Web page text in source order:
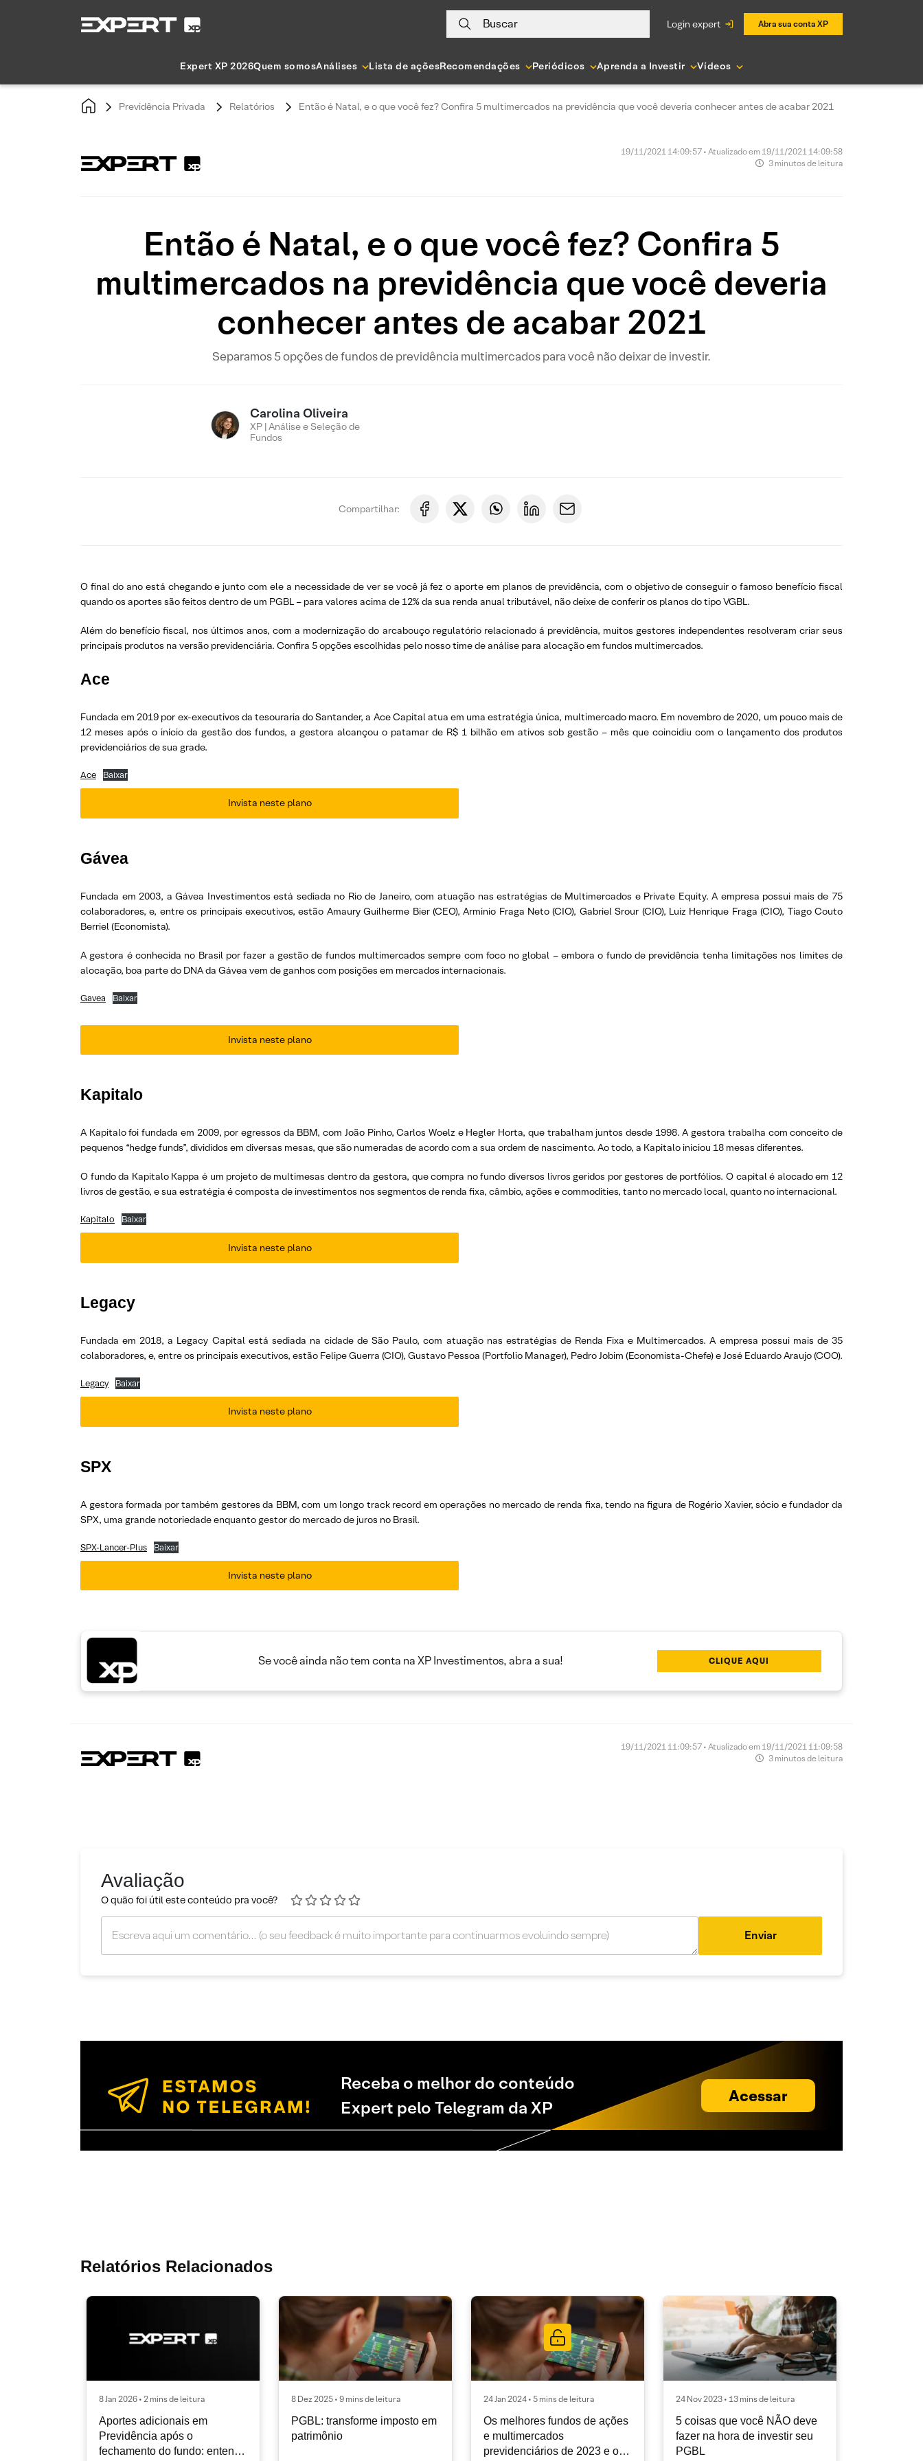
Buscar login expert Abra sua conta XP
Expert XP 2026Quem somosAnálises Lista de açõesRecomendações Periódicos Aprenda a Investir Vídeos
Previdência Privada Relatórios Então é Natal, e o que você fez? Confira 5 multimercados na previdência que você deveria conhecer antes de acabar 2021
19/11/2021 14:09:57 • Atualizado em 19/11/2021 14:09:58
3 minutos de leitura
Então é Natal, e o que você fez? Confira 5
multimercados na previdência que você deveria
conhecer antes de acabar 2021
Separamos 5 opções de fundos de previdência multimercados para você não deixar de investir.
Carolina Oliveira
XP | Análise e Seleção de
Fundos
Compartilhar:
O final do ano está chegando e junto com ele a necessidade de ver se você já fez o aporte em planos de previdência, com o objetivo de conseguir o famoso benefício fiscal
quando os aportes são feitos dentro de um PGBL – para valores acima de 12% da sua renda anual tributável, não deixe de conferir os planos do tipo VGBL.
Além do benefício fiscal, nos últimos anos, com a modernização do arcabouço regulatório relacionado á previdência, muitos gestores independentes resolveram criar seus
principais produtos na versão previdenciária. Confira 5 opções escolhidas pelo nosso time de análise para alocação em fundos multimercados.
Ace
Fundada em 2019 por ex-executivos da tesouraria do Santander, a Ace Capital atua em uma estratégia única, multimercado macro. Em novembro de 2020, um pouco mais de
12 meses após o início da gestão dos fundos, a gestora alcançou o patamar de R$ 1 bilhão em ativos sob gestão – mês que coincidiu com o lançamento dos produtos
previdenciários de sua grade.
Ace Baixar
Invista neste plano
Gávea
Fundada em 2003, a Gávea Investimentos está sediada no Rio de Janeiro, com atuação nas estratégias de Multimercados e Private Equity. A empresa possui mais de 75
colaboradores, e, entre os principais executivos, estão Amaury Guilherme Bier (CEO), Arminio Fraga Neto (CIO), Gabriel Srour (CIO), Luiz Henrique Fraga (CIO), Tiago Couto
Berriel (Economista).
A gestora é conhecida no Brasil por fazer a gestão de fundos multimercados sempre com foco no global – embora o fundo de previdência tenha limitações nos limites de
alocação, boa parte do DNA da Gávea vem de ganhos com posições em mercados internacionais.
Gavea Baixar
Invista neste plano
Kapitalo
A Kapitalo foi fundada em 2009, por egressos da BBM, com João Pinho, Carlos Woelz e Hegler Horta, que trabalham juntos desde 1998. A gestora trabalha com conceito de
pequenos “hedge funds”, divididos em diversas mesas, que são numeradas de acordo com a sua ordem de nascimento. Ao todo, a Kapitalo iniciou 18 mesas diferentes.
O fundo da Kapitalo Kappa é um projeto de multimesas dentro da gestora, que compra no fundo diversos livros geridos por gestores de portfólios. O capital é alocado em 12
livros de gestão, e sua estratégia é composta de investimentos nos segmentos de renda fixa, câmbio, ações e commodities, tanto no mercado local, quanto no internacional.
Kapitalo Baixar
Invista neste plano
Legacy
Fundada em 2018, a Legacy Capital está sediada na cidade de São Paulo, com atuação nas estratégias de Renda Fixa e Multimercados. A empresa possui mais de 35
colaboradores, e, entre os principais executivos, estão Felipe Guerra (CIO), Gustavo Pessoa (Portfolio Manager), Pedro Jobim (Economista-Chefe) e José Eduardo Araujo (COO).
Legacy Baixar
Invista neste plano
SPX
A gestora formada por também gestores da BBM, com um longo track record em operações no mercado de renda fixa, tendo na figura de Rogério Xavier, sócio e fundador da
SPX, uma grande notoriedade enquanto gestor do mercado de juros no Brasil.
SPX-Lancer-Plus Baixar
Invista neste plano
Se você ainda não tem conta na XP Investimentos, abra a sua! CLIQUE AQUI
19/11/2021 11:09:57 • Atualizado em 19/11/2021 11:09:58
3 minutos de leitura
Avaliação
O quão foi útil este conteúdo pra você?
Enviar
Receba o melhor do conteúdo
Expert pelo Telegram da XP
Acessar
Relatórios Relacionados
8 Jan 2026 • 2 mins de leitura
Aportes adicionais em
Previdência após o
fechamento do fundo: entenda
8 Dez 2025 • 9 mins de leitura
PGBL: transforme imposto em
patrimônio
24 Jan 2024 • 5 mins de leitura
Os melhores fundos de ações
e multimercados
previdenciários de 2023 e o
24 Nov 2023 • 13 mins de leitura
5 coisas que você NÃO deve
fazer na hora de investir seu
PGBL